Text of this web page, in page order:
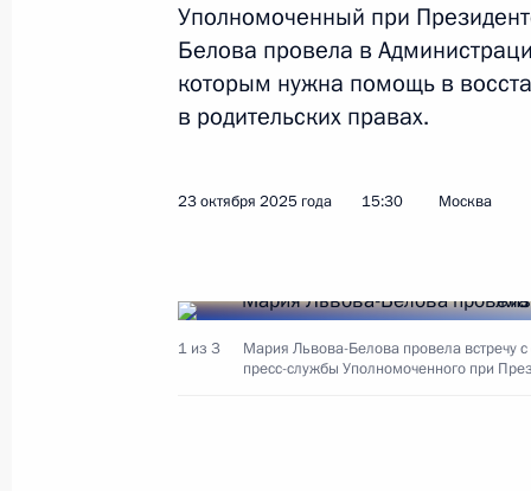
Мария Львова-Белова посетила с
Народную Республику
Уполномоченный при
Белова провела в
которым нужна помощь в
в родительских правах.
23 октября 2025 года 15:30 Москва
1 из 3
Мария Львова-Белова провела встречу
пресс-службы Уполномоченного при